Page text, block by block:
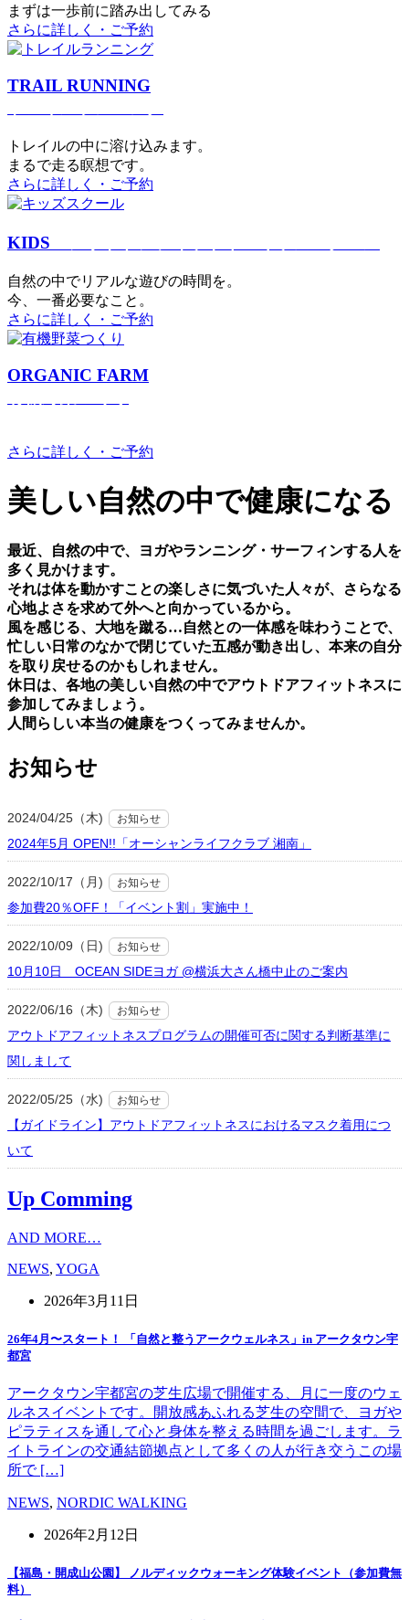
まずは一歩前に踏み出してみる
さらに詳しく・ご予約
TRAIL RUNNING
トレイルの中に溶け込みます。
まるで⾛る瞑想です。
さらに詳しく・ご予約
KIDS
⾃然の中でリアルな遊びの時間を。
今、⼀番必要なこと。
さらに詳しく・ご予約
ORGANIC FARM
さらに詳しく・ご予約
美しい⾃然の中で健康になる
最近、⾃然の中で、ヨガやランニング・サーフィンする⼈を
多く⾒かけます。
それは体を動かすことの楽しさに気づいた⼈々が、さらなる
⼼地よさを求めて外へと向かっているから。
⾵を感じる、⼤地を蹴る…⾃然との⼀体感を味わうことで、
忙しい⽇常のなかで閉じていた五感が動き出し、本来の⾃分
を取り戻せるのかもしれません。
休⽇は、各地の美しい⾃然の中でアウトドアフィットネスに
参加してみましょう。
⼈間らしい本当の健康をつくってみませんか。
お知らせ
2024/04/25（木) お知らせ
2024年5月 OPEN!!「オーシャンライフクラブ 湘南」
2022/10/17（月) お知らせ
参加費20％OFF！「イベント割」実施中！
2022/10/09（日) お知らせ
10月10日 OCEAN SIDEヨガ @横浜大さん橋中止のご案内
2022/06/16（木) お知らせ
アウトドアフィットネスプログラムの開催可否に関する判断基準に
関しまして
2022/05/25（水) お知らせ
【ガイドライン】アウトドアフィットネスにおけるマスク着用につ
いて
Up Comming
AND MORE…
NEWS, YOGA
2026年3月11日
26年4月〜スタート！ 「自然と整うアークウェルネス」in アークタウン宇
都宮
アークタウン宇都宮の芝生広場で開催する、月に一度のウェ
ルネスイベントです。開放感あふれる芝生の空間で、ヨガや
ピラティスを通して心と身体を整える時間を過ごします。ラ
イトラインの交通結節拠点として多くの人が行き交うこの場
所で […]
NEWS, NORDIC WALKING
2026年2月12日
【福島・開成山公園】 ノルディックウォーキング体験イベント（参加費無
料）